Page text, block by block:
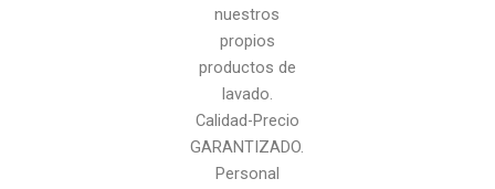
nuestros
propios
productos de
lavado.
Calidad-Precio
GARANTIZADO.
Personal